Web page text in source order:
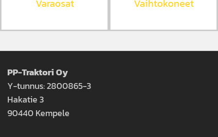
Varaosat Vaihtokoneet
PP-Traktori Oy
Y-tunnus: 2800865-3
Hakatie 3
90440 Kempele